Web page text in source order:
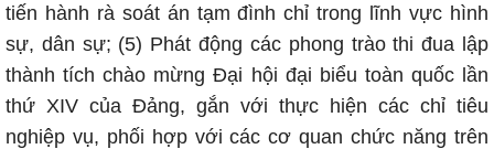
tiến hành rà soát án tạm đình chỉ trong lĩnh vực hình
sự, dân sự; (5) Phát động các phong trào thi đua lập
thành tích chào mừng Đại hội đại biểu toàn quốc lần
thứ XIV của Đảng, gắn với thực hiện các chỉ tiêu
nghiệp vụ, phối hợp với các cơ quan chức năng trên